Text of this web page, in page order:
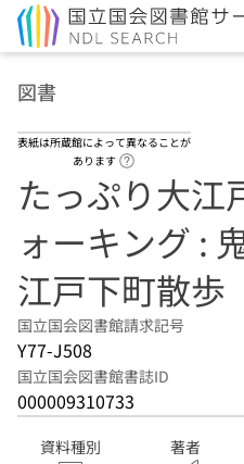
図書
表紙は所蔵館によって異なることが
あります
たっぷり大江
ォーキング :
江戸下町散歩
国立国会図書館請求記号
Y77-J508
国立国会図書館書誌ID
000009310733
資料種別 著者